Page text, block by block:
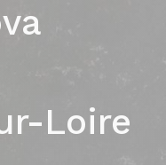
Loire